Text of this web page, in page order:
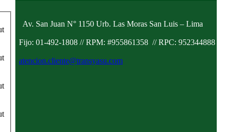
Av. San Juan N° 1150 Urb. Las Moras San Luis – Lima
Fijo: 01-492-1808 // RPM: #955861358 // RPC: 952344888
atencion.cliente@transyasu.com